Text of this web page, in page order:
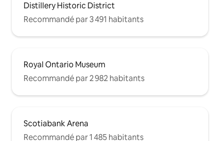
Distillery Historic District
Recommandé par 3 491 habitants
Royal Ontario Museum
Recommandé par 2 982 habitants
Scotiabank Arena
Recommandé par 1 485 habitants